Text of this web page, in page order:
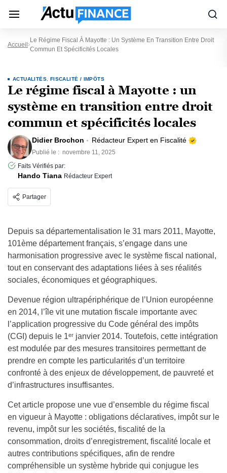
Accueil
Le Régime Fiscal À Mayotte : Un Système En Transition Entre Droit
Commun Et Spécificités Locales
ACTUALITÉS FISCALITÉ / IMPÔTS
Le régime fiscal à Mayotte : un
système en transition entre droit
commun et spécificités locales
Didier Brochon Rédacteur Expert en Fiscalité
Publié le : novembre 11, 2025
Faits Vérifiés par:
Hando Tiana Rédacteur Expert
Partager
Depuis sa départementalisation le 31 mars 2011, Mayotte,
101ème département français, s’engage dans une
harmonisation progressive avec le système fiscal national,
tout en conservant des adaptations liées à ses réalités
sociales, économiques et géographiques.
Devenue région ultrapériphérique de l’Union européenne
en 2014, l’île vit une mutation fiscale importante avec
l’application progressive du Code général des impôts
(CGI) depuis le 1ᵉʳ janvier 2014. Toutefois, cette intégration
est modulée par des mesures transitoires permettant de
prendre en compte les particularités d’un territoire
confronté à des enjeux de développement, de pauvreté et
d’infrastructures insuffisantes.
Cet article propose une vue d’ensemble du régime fiscal
en vigueur à Mayotte : obligations déclaratives, impôt sur le
revenu, impôt sur les sociétés, fiscalité de la
consommation, droits d’enregistrement, fiscalité locale et
autres contributions spécifiques, afin de rendre
compréhensible un système hybride qui conjugue les